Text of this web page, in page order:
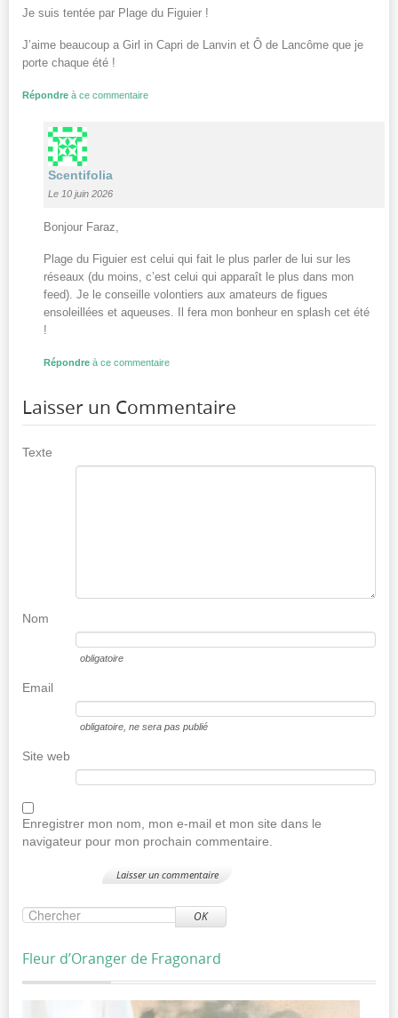
Je suis tentée par Plage du Figuier !
J’aime beaucoup a Girl in Capri de Lanvin et Ô de Lancôme que je
porte chaque été !
Répondre à ce commentaire
Scentifolia
Le 10 juin 2026
Bonjour Faraz,
Plage du Figuier est celui qui fait le plus parler de lui sur les
réseaux (du moins, c’est celui qui apparaît le plus dans mon
feed). Je le conseille volontiers aux amateurs de figues
ensoleillées et aqueuses. Il fera mon bonheur en splash cet été
!
Répondre à ce commentaire
Laisser un Commentaire
Texte
Nom
obligatoire
Email
obligatoire , ne sera pas publié
Site web
Enregistrer mon nom, mon e-mail et mon site dans le
navigateur pour mon prochain commentaire.
OK
Fleur d’Oranger de Fragonard